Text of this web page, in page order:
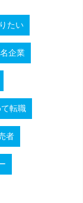
たい
企業
転職
者